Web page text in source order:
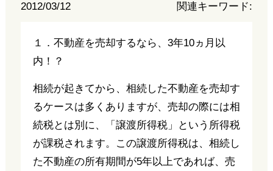
2012/03/12 関連キーワード:
１．不動産を売却するなら、3年10ヵ月以
内！？
相続が起きてから、相続した不動産を売却す
るケースは多くありますが、売却の際には相
続税とは別に、「譲渡所得税」という所得税
が課税されます。この譲渡所得税は、相続し
た不動産の所有期間が5年以上であれば、売